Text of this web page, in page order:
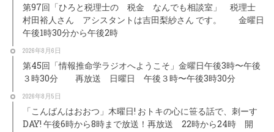
第97回「ひろと税理士の 税金 なんでも相談室」 税理士
村田裕人さん アシスタントは吉田梨紗さん です。 金曜日
午後1時30分から午後2時
2026年8月6日
第45回「情報推命学ラジオへようこそ」金曜日午後3時〜午後
３時30分 再放送 日曜日 午後３時〜午後3時30分
2026年8月5日
「こんばんはおおつ」木曜日! おトキの心に笹る話で、刺ーす
DAY! 午後6時から8時まで放送！再放送 22時から24時 開